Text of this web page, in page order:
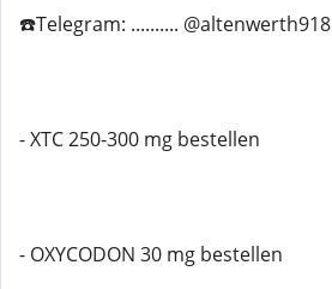
☎️Telegram: .......... @altenwerth918
- XTC 250-300 mg bestellen
- OXYCODON 30 mg bestellen